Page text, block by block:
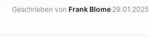
Geschrieben von Frank Blome 29.01.2025